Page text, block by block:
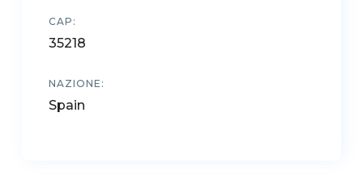
CAP:
35218
NAZIONE:
Spain